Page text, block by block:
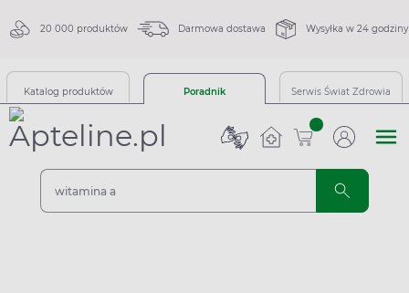
20 000 produktów Darmowa dostawa Wysyłka w 24 godziny
Katalog produktów Poradnik Serwis Świat Zdrowia
sztuk